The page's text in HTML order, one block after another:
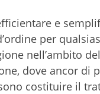
e
per
nell’ambito
dove ancor di
costituire il